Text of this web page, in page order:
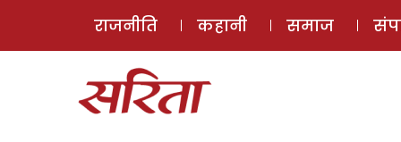
राजनीति कहानी समाज